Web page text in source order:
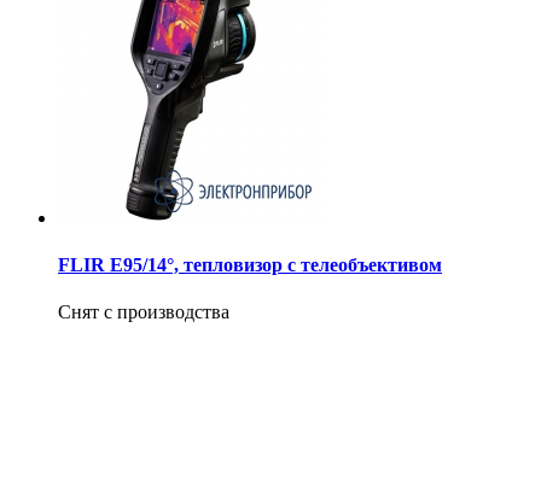
FLIR E95/14°, тепловизор с телеобъективом
Снят с производства